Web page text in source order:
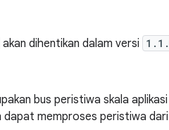
akan dihentikan dalam versi
bus peristiwa skala
dapat memproses peristiwa